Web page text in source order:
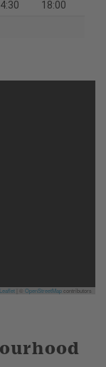
18:00
Leaflet OpenStreetMapcontributors